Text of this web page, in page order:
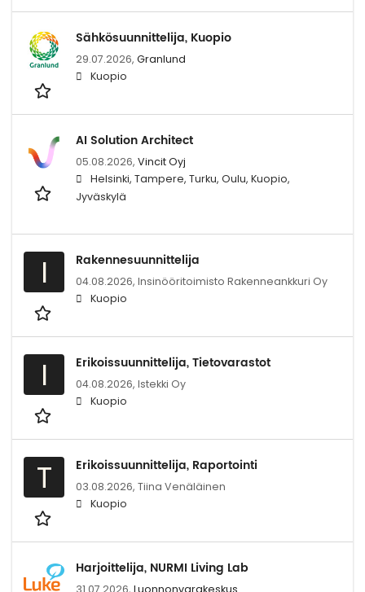
Sähkösuunnittelija, Kuopio
29.07.2026, Granlund
Kuopio
AI Solution Architect
05.08.2026, Vincit Oyj
Helsinki, Tampere, Turku, Oulu, Kuopio,
Jyväskylä
I Rakennesuunnittelija
04.08.2026, Insinööritoimisto Rakenneankkuri Oy
Kuopio
I Erikoissuunnittelija, Tietovarastot
04.08.2026, Istekki Oy
Kuopio
T Erikoissuunnittelija, Raportointi
03.08.2026, Tiina Venäläinen
Kuopio
Harjoittelija, NURMI Living Lab
31.07.2026, Luonnonvarakeskus